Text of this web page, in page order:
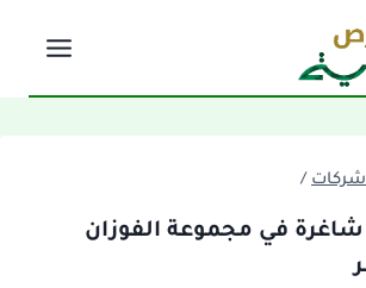
/
شاغرة في مجموعة الفوزان